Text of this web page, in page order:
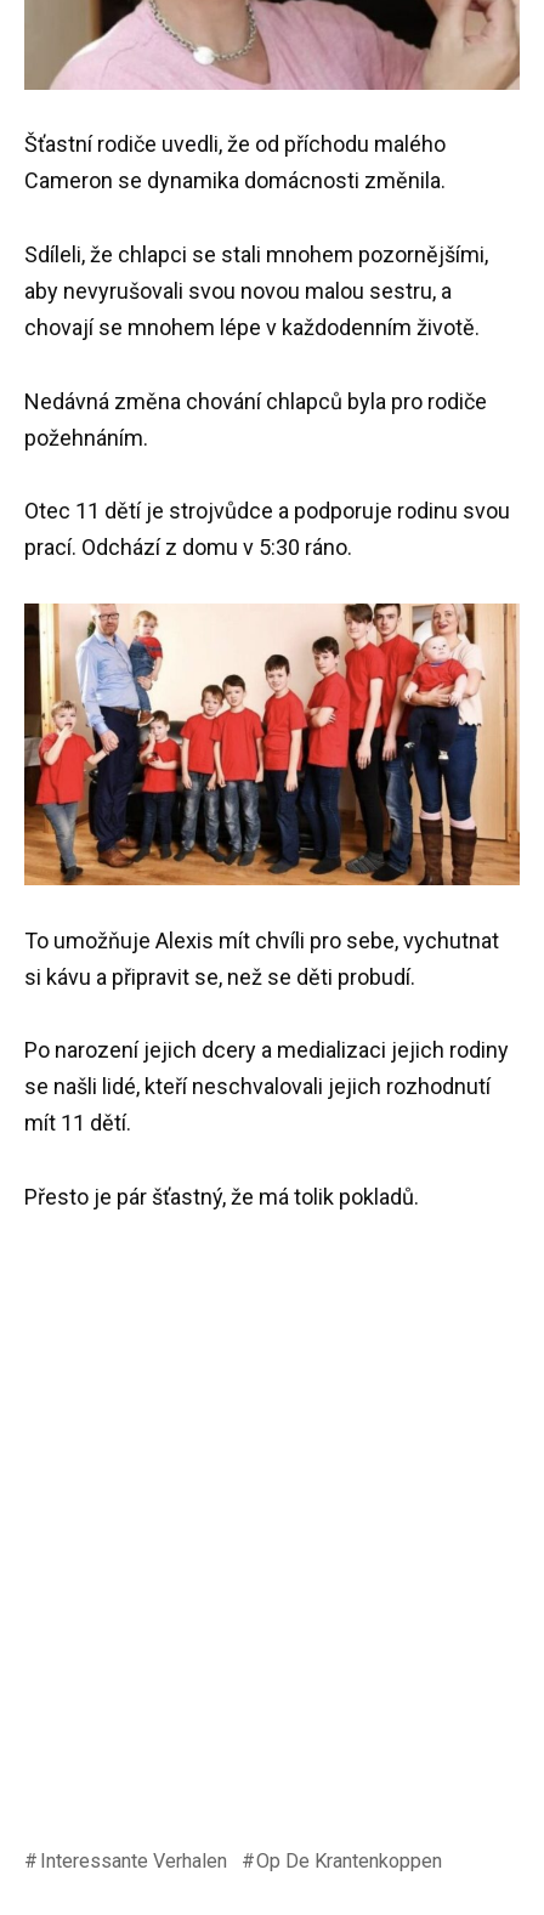
Šťastní rodiče uvedli, že od příchodu malého
Cameron se dynamika domácnosti změnila.
Sdíleli, že chlapci se stali mnohem pozornějšími,
aby nevyrušovali svou novou malou sestru, a
chovají se mnohem lépe v každodenním životě.
Nedávná změna chování chlapců byla pro rodiče
požehnáním.
Otec 11 dětí je strojvůdce a podporuje rodinu svou
prací. Odchází z domu v 5:30 ráno.
To umožňuje Alexis mít chvíli pro sebe, vychutnat
si kávu a připravit se, než se děti probudí.
Po narození jejich dcery a medializaci jejich rodiny
se našli lidé, kteří neschvalovali jejich rozhodnutí
mít 11 dětí.
Přesto je pár šťastný, že má tolik pokladů.
Interessante Verhalen Op De Krantenkoppen